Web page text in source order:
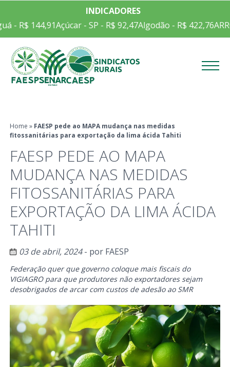
INDICADORES
- R$ 144,91Açúcar - SP - R$ 92,47Algodão - R$ 422,76
Home » FAESP pede ao MAPA mudança nas medidas
fitossanitárias para exportação da lima ácida Tahiti
FAESP PEDE AO MAPA
MUDANÇA NAS MEDIDAS
FITOSSANITÁRIAS PARA
EXPORTAÇÃO DA LIMA ÁCIDA
TAHITI
03 de abril, 2024- por FAESP
Federação quer que governo coloque mais fiscais do
VIGIAGRO para que produtores não exportadores sejam
desobrigados de arcar com custos de adesão ao SMR